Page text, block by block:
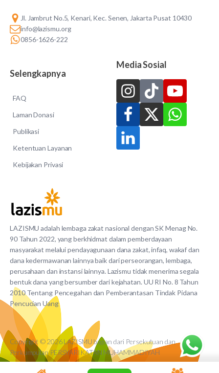
LAZISMU adalah lembaga zakat nasional dengan SK Menag No.
90 Tahun 2022, yang berkhidmat dalam pemberdayaan
masyarakat melalui pendayagunaan dana zakat, infaq, wakaf dan
dana kedermawanan lainnya baik dari perseorangan, lembaga,
perusahaan dan instansi lainnya. Lazismu tidak menerima segala
bentuk dana yang bersumber dari kejahatan. UU RI No. 8 Tahun
2010 Tentang Pencegahan dan Pemberantasan Tindak Pidana
Pencucian Uang
Jl. Jambrut No.5, Kenari, Kec. Senen, Jakarta Pusat 10430
info@lazismu.org
0856-1626-222
Selengkapnya
FAQ
Laman Donasi
Publikasi
Ketentuan Layanan
Kebijakan Privasi
Media Sosial
Copyright © 2026 LAZISMU bagian dari Persekutuan dan
Perkumpulan PERSYARIKATAN MUHAMMADIYAH